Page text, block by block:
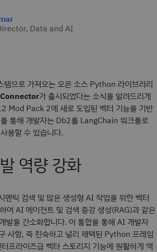
Data and AI
으로 가져오는 오픈 소스 Python 라이브러리
가 출시되었다는 소식을 알려드리게
Mod Pack 2에 새로 도입된 벡터 기능을 기반
통해 개발자는 Db2를 LangChain 워크플로
용할 수 있습니다.
역량 강화
틱 검색 및 많은 생성형 AI 작업을 위한 벡터
여 AI 에이전트 및 검색 증강 생성(RAG)과 같은
발을 간소화합니다. 이 통합을 통해 AI 개발자
사항, 즉 친숙하고 널리 채택된 Python 프레임
프라이즈급 벡터 스토리지 기능에 원활하게 액